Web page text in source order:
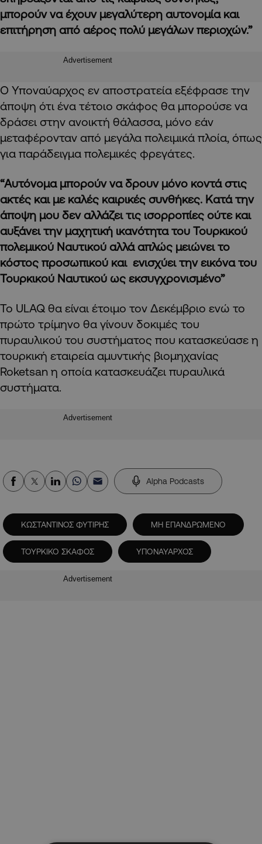
μπορούν να έχουν μεγαλύτερη αυτονομία και
επιτήρηση από αέρος πολύ μεγάλων περιοχών.”
Advertisement
Ο Υποναύαρχος εν αποστρατεία εξέφρασε την
άποψη ότι ένα τέτοιο σκάφος θα μπορούσε να
δράσει στην ανοικτή θάλασσα, μόνο εάν
μεταφέρονταν από μεγάλα πολειμικά πλοία, όπως
για παράδειγμα πολεμικές φρεγάτες.
“Αυτόνομα μπορούν να δρουν μόνο κοντά στις
ακτές και με καλές καιρικές συνθήκες. Κατά την
άποψη μου δεν αλλάζει τις ισορροπίες ούτε και
αυξάνει την μαχητική ικανότητα του Τουρκικού
πολεμικού Ναυτικού αλλά απλώς μειώνει το
κόστος προσωπικού και ενισχύει την εικόνα του
Τουρκικού Ναυτικού ως εκσυγχρονισμένο”
Το ULAQ θα είναι έτοιμο τον Δεκέμβριο ενώ το
πρώτο τρίμηνο θα γίνουν δοκιμές του
πυραυλικού του συστήματος που κατασκεύασε η
τουρκική εταιρεία αμυντικής βιομηχανίας
Roketsan η οποία κατασκευάζει πυραυλικά
συστήματα.
Advertisement
Alpha Podcasts
ΚΩΣΤΑΝΤΙΝΟΣ ΦΥΤΙΡΗΣ ΜΗ ΕΠΑΝΔΡΩΜΕΝΟ
ΤΟΥΡΚΙΚΟ ΣΚΑΦΟΣ ΥΠΟΝΑΥΑΡΧΟΣ
Advertisement